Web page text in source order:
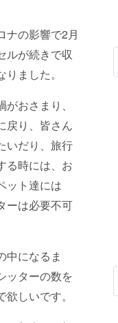
ナの影響で2月
ルが続きで収
ました。
おさまり、
戻り、皆さん
いだり、旅行
る時には、お
ット達には
ーは必要不可
中になるま
ッターの数を
しいです。